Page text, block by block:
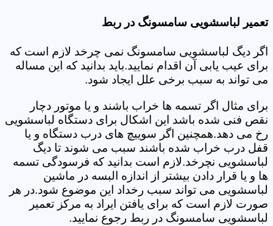
تعمیر لباسشویی سامسونگ در ربط
اگر دیگ لباسشویی سامسونگ نمی چرخد لازم است که
برای عیب یابی آن اقدام نمایید.باید بدانید که این مساله
می تواند به سبب برخی علل ایجاد شود.
برای مثال اگر تسمه ها خراب باشند و یا موتور دچار
نقص فنی شده باشد این اشکال برای دستگاه لباسشویی
رخ می دهد.همچنین اگر سوییچ های درب دستگاه و یا
قفل درب خراب شده باشند سبب می شوند تا دیگ
لباسشویی نچرخد.لازم است بدانید که فرسودگی تسمه
ها و یا قرار دادن بیشتر از اندازه البسه در ماشین
لباسشویی می تواند سبب رخداد این موضوع شود.در هر
صورت لازم است که برای یافتن ایراد به مرکز تعمیر
لباسشویی سامسونگ در ربط رجوع نمایید.